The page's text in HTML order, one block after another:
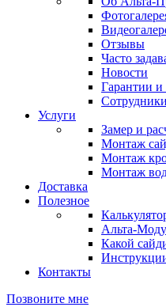
Отзывы
Часто
Новости
Гарантии
Сотрудники
Услуги
Замер и
Монтаж
Монтаж
Монтаж
Доставка
Полезное
Альта-
Какой
Контакты
Позвоните мне